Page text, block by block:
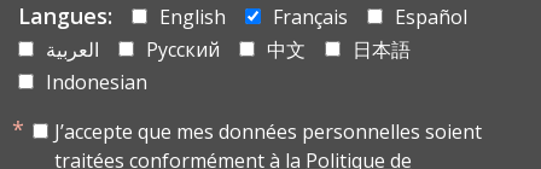
Langues: English Français
Español
العربية
Русский 中文
日本語
Indonesian
J’accepte que mes données personnelles soient
traitées conformément à la Politique de